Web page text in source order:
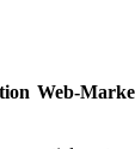
Web-